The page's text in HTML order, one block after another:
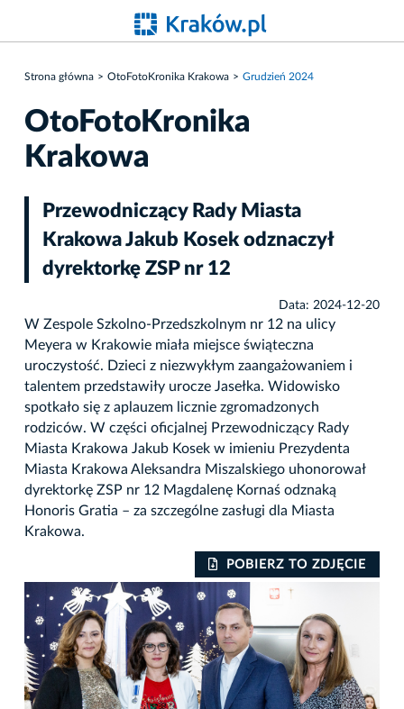
Strona główna OtoFotoKronika Krakowa Grudzień 2024
OtoFotoKronika
Krakowa
Przewodniczący Rady Miasta
Krakowa Jakub Kosek odznaczył
dyrektorkę ZSP nr 12
Data: 2024-12-20
W Zespole Szkolno-Przedszkolnym nr 12 na ulicy
Meyera w Krakowie miała miejsce świąteczna
uroczystość. Dzieci z niezwykłym zaangażowaniem i
talentem przedstawiły urocze Jasełka. Widowisko
spotkało się z aplauzem licznie zgromadzonych
rodziców. W części oficjalnej Przewodniczący Rady
Miasta Krakowa Jakub Kosek w imieniu Prezydenta
Miasta Krakowa Aleksandra Miszalskiego uhonorował
dyrektorkę ZSP nr 12 Magdalenę Kornaś odznaką
Honoris Gratia – za szczególne zasługi dla Miasta
Krakowa.
POBIERZ TO ZDJĘCIE